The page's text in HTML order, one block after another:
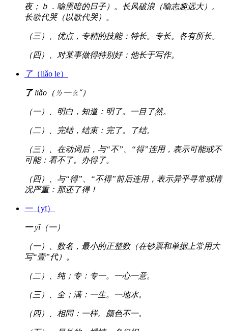
夜；ｂ．喻黑暗的日子）。长风破浪（喻志趣远大）。
长歌代哭（以歌代哭）。
（三）、优点，专精的技能：特长。专长。各有所长。
（四）、对某事做得特别好：他长于写作。
了（liǎo le）
了liǎo（ㄌ一ㄠˇ）
（一）、明白，知道：明了。一目了然。
（二）、完结，结束：完了。了结。
（三）、在动词后，与“不”、“得”连用，表示可能或不
可能：看不了。办得了。
（四）、与“得”、“不得”前后连用，表示异乎寻常或情
况严重：那还了得！
一（yī）
一yī（一）
（一）、数名，最小的正整数（在钞票和单据上常用大
写“壹”代）。
（二）、纯；专：专一。一心一意。
（三）、全；满：一生。一地水。
（四）、相同：一样。颜色不一。